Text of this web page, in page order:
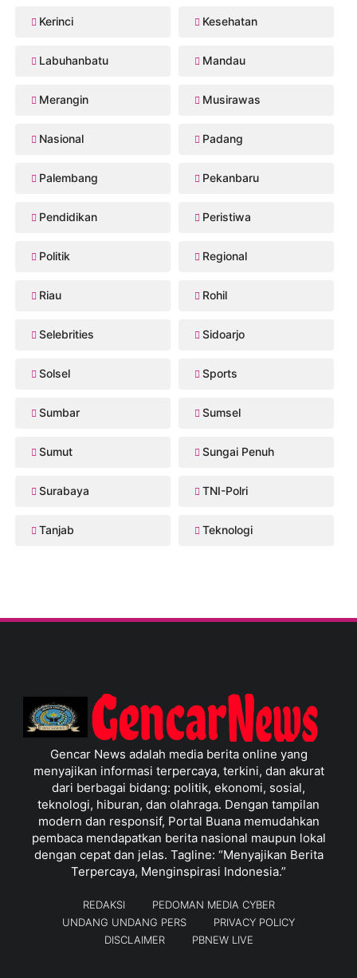
Kerinci Kesehatan
Labuhanbatu Mandau
Merangin Musirawas
Nasional Padang
Palembang Pekanbaru
Pendidikan Peristiwa
Politik Regional
Riau Rohil
Selebrities Sidoarjo
Solsel Sports
Sumbar Sumsel
Sumut Sungai Penuh
Surabaya TNI-Polri
Tanjab Teknologi
Gencar News adalah media berita online yang
menyajikan informasi terpercaya, terkini, dan akurat
dari berbagai bidang: politik, ekonomi, sosial,
teknologi, hiburan, dan olahraga. Dengan tampilan
modern dan responsif, Portal Buana memudahkan
pembaca mendapatkan berita nasional maupun lokal
dengan cepat dan jelas. Tagline: “Menyajikan Berita
Terpercaya, Menginspirasi Indonesia.”
REDAKSI
PEDOMAN MEDIA CYBER
UNDANG UNDANG PERS
PRIVACY POLICY
DISCLAIMER
PBNEW LIVE